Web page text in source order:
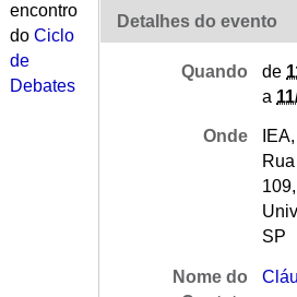
Detalhes do evento
Quando de
a
Onde
SP
Nome do
encontro
do Ciclo
de
Debates